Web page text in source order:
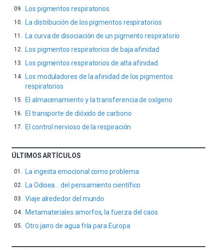
Los pigmentos respiratorios
La distribución de los pigmentos respiratorios
La curva de disociación de un pigmento respiratorio
Los pigmentos respiratorios de baja afinidad
Los pigmentos respiratorios de alta afinidad
Los moduladores de la afinidad de los pigmentos
respiratorios
El almacenamiento y la transferencia de oxígeno
El transporte de dióxido de carbono
El control nervioso de la respiración
ÚLTIMOS ARTÍCULOS
La ingesta emocional como problema
La Odisea… del pensamiento científico
Viaje alrededor del mundo
Metamateriales amorfos, la fuerza del caos
Otro jarro de agua fría para Europa